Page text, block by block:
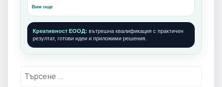
Виж още
Креативност ЕООД: вътрешна квалификация с практичен
резултат, готови идеи и приложими решения.
Търсене